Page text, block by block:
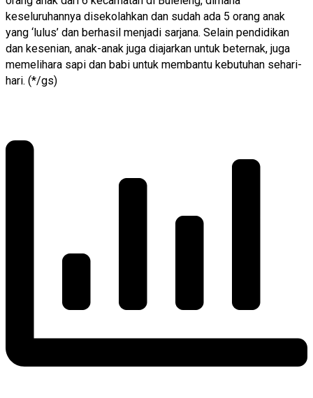
keseluruhannya disekolahkan dan sudah ada 5 orang anak
yang ‘lulus’ dan berhasil menjadi sarjana. Selain pendidikan
dan kesenian, anak-anak juga diajarkan untuk beternak, juga
memelihara sapi dan babi untuk membantu kebutuhan sehari-
hari. (*/gs)